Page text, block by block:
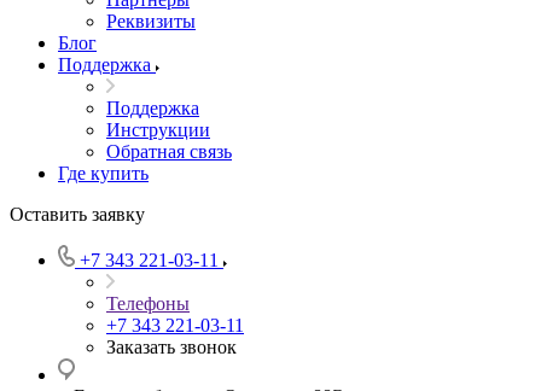
Реквизиты
Блог
Поддержка
Поддержка
Инструкции
Обратная связь
Где купить
Оставить заявку
+7 343 221-03-11
Телефоны
+7 343 221-03-11
Заказать звонок